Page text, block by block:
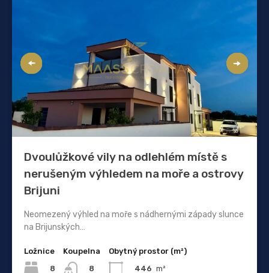
Dvoulůžkové vily na odlehlém místě s
nerušeným výhledem na moře a ostrovy
Brijuni
Neomezený výhled na moře s nádhernými západy slunce
na Brijunských…
Ložnice
8
Koupelna
8
Obytný prostor (m²)
446 m²